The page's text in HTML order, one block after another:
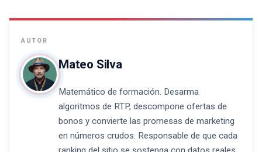
Mateo Silva
Matemático de formación. Desarma
algoritmos de RTP, descompone ofertas de
bonos y convierte las promesas de marketing
en números crudos. Responsable de que cada